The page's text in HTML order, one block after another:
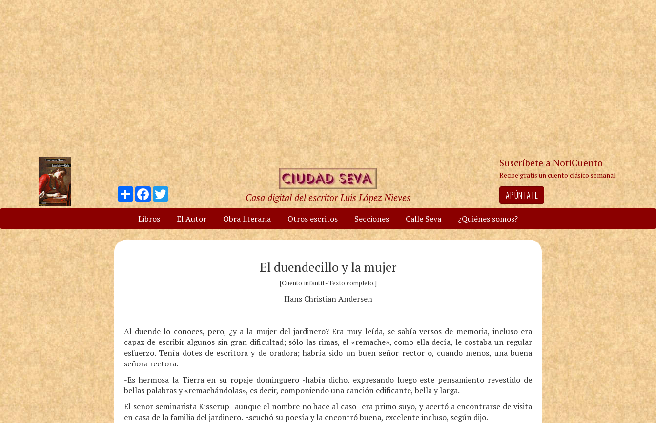
Compartir
Facebook
Twitter
Casa digital del escritor Luis López Nieves
Suscríbete a NotiCuento
Recibe gratis un cuento clásico semanal
APÚNTATE
Libros El Autor Obra literaria Otros escritos Secciones Calle Seva ¿Quiénes somos?
El duendecillo y la mujer
[Cuento infantil - Texto completo.]
Hans Christian Andersen
Al duende lo conoces, pero, ¿y a la mujer del jardinero? Era muy leída, se sabía versos de memoria, incluso era
capaz de escribir algunos sin gran dificultad; sólo las rimas, el «remache», como ella decía, le costaba un regular
esfuerzo. Tenía dotes de escritora y de oradora; habría sido un buen señor rector o, cuando menos, una buena
señora rectora.
-Es hermosa la Tierra en su ropaje dominguero -había dicho, expresando luego este pensamiento revestido de
bellas palabras y «remachándolas», es decir, componiendo una canción edificante, bella y larga.
El señor seminarista Kisserup -aunque el nombre no hace al caso- era primo suyo, y acertó a encontrarse de visita
en casa de la familia del jardinero. Escuchó su poesía y la encontró buena, excelente incluso, según dijo.